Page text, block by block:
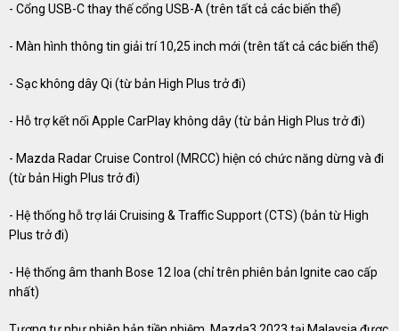
- Cổng USB-C thay thế cổng USB-A (trên tất cả các biến thể)
- Màn hình thông tin giải trí 10,25 inch mới (trên tất cả các biến thể)
- Sạc không dây Qi (từ bản High Plus trở đi)
- Hỗ trợ kết nối Apple CarPlay không dây (từ bản High Plus trở đi)
- Mazda Radar Cruise Control (MRCC) hiện có chức năng dừng và đi
(từ bản High Plus trở đi)
- Hệ thống hỗ trợ lái Cruising & Traffic Support (CTS) (bản từ High
Plus trở đi)
- Hệ thống âm thanh Bose 12 loa (chỉ trên phiên bản Ignite cao cấp
nhất)